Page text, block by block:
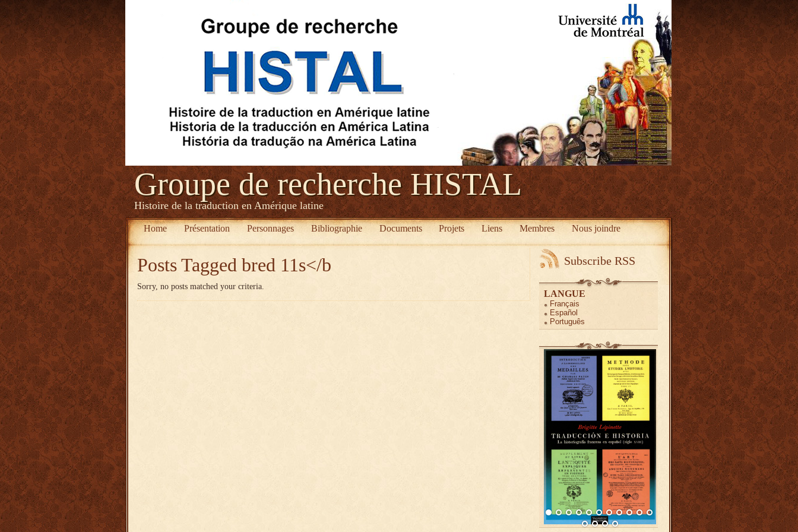
Groupe de recherche HISTAL
Histoire de la traduction en Amérique latine
Home Présentation Personnages Bibliographie Documents Projets Liens Membres Nous joindre
Posts Tagged bred 11s</b
Sorry, no posts matched your criteria.
Subscribe RSS
LANGUE
Français
Español
Português